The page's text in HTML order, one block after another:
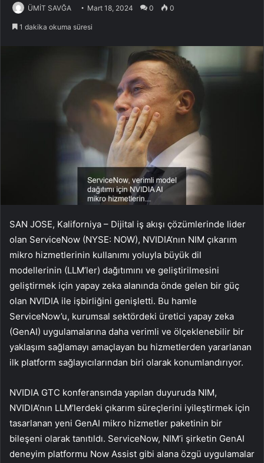
ÜMİT SAVĞA Mart 18, 2024 0 0
1 dakika okuma süresi
SAN JOSE, Kaliforniya – Dijital iş akışı çözümlerinde lider
olan ServiceNow (NYSE: NOW), NVIDIA’nın NIM çıkarım
mikro hizmetlerinin kullanımı yoluyla büyük dil
modellerinin (LLM’ler) dağıtımını ve geliştirilmesini
geliştirmek için yapay zeka alanında önde gelen bir güç
olan NVIDIA ile işbirliğini genişletti. Bu hamle
ServiceNow’u, kurumsal sektördeki üretici yapay zeka
(GenAI) uygulamalarına daha verimli ve ölçeklenebilir bir
yaklaşım sağlamayı amaçlayan bu hizmetlerden yararlanan
ilk platform sağlayıcılarından biri olarak konumlandırıyor.
NVIDIA GTC konferansında yapılan duyuruda NIM,
NVIDIA’nın LLM’lerdeki çıkarım süreçlerini iyileştirmek için
tasarlanan yeni GenAI mikro hizmetler paketinin bir
bileşeni olarak tanıtıldı. ServiceNow, NIM’i şirketin GenAI
deneyim platformu Now Assist gibi alana özgü uygulamalar